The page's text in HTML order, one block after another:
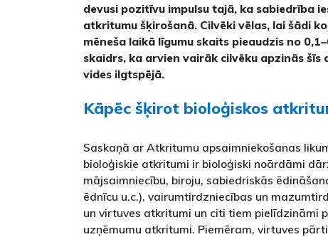
devusi pozitīvu impulsu tajā, ka sabiedrība
atkritumu šķirošanā. Cilvēki vēlas, lai šādi
mēneša laikā līgumu skaits pieaudzis no
skaidrs, ka arvien vairāk cilvēku apzinās šīs
vides ilgtspējā.
Kāpēc šķirot bioloģiskos
Saskaņā ar Atkritumu apsaimniekošanas
bioloģiskie atkritumi ir bioloģiski noārdāmi
mājsaimniecību, biroju, sabiedriskās
ēdnīcu u.c.), vairumtirdzniecības un
un virtuves atkritumi un citi tiem pielīdzināmi
uzņēmumu atkritumi. Piemēram, virtuves